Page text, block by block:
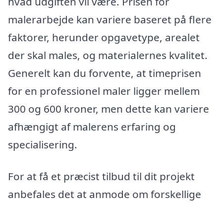
malerarbejde kan variere baseret på flere
faktorer, herunder opgavetype, arealet
der skal males, og materialernes kvalitet.
Generelt kan du forvente, at timeprisen
for en professionel maler ligger mellem
300 og 600 kroner, men dette kan variere
afhængigt af malerens erfaring og
specialisering.
For at få et præcist tilbud til dit projekt
anbefales det at anmode om forskellige